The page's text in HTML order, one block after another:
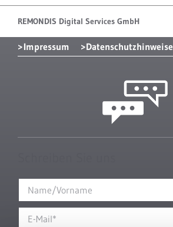
REMONDIS Digital Services GmbH
Impressum Datenschutzhinweise